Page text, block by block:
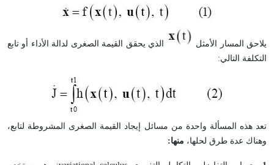
يلاحق المسار الأمثل
الذي يحقق القيمة الصغرى لدالة الأداء أو تابع
التكلفة التالي:
تعد هذه المسألة واحدة من مسائل إيجاد القيمة الصغرى المشروطة لتابع،
وهناك عدة طرق لحلها، منها: